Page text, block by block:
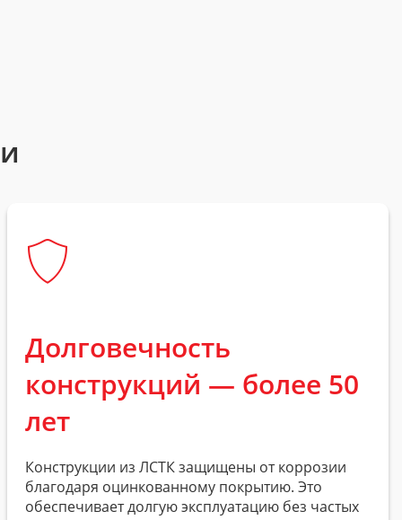
Долговечность
конструкций — более 50
лет
Конструкции из ЛСТК защищены от коррозии
благодаря оцинкованному покрытию. Это
обеспечивает долгую эксплуатацию без частых